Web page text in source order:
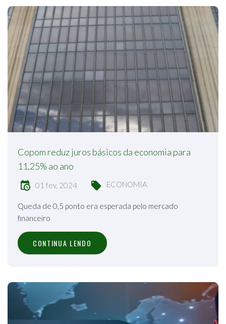
Copom reduz juros básicos da economia para
11,25% ao ano
01 fev, 2024 ECONOMIA
Queda de 0,5 ponto era esperada pelo mercado
financeiro
CONTINUA LENDO